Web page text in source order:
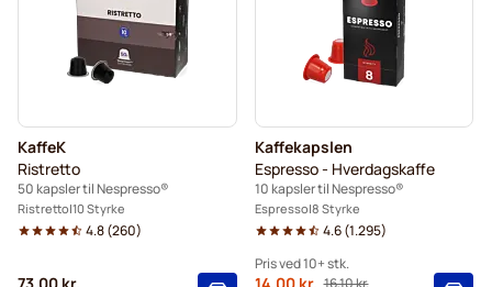
KaffeK
Ristretto
50 kapsler til Nespresso®
Ristretto 10 Styrke
4.8(260)
Kaffekapslen
Espresso - Hverdagskaffe
10 kapsler til Nespresso®
Espresso 8 Styrke
4.6(1.295)
Pris ved 10+ stk.